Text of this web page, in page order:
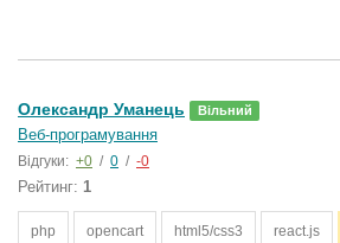
Олександр Уманець Вільний
Веб-програмування
Відгуки: +0 / 0 / -0
Рейтинг: 1
php opencart html5/css3 react.js